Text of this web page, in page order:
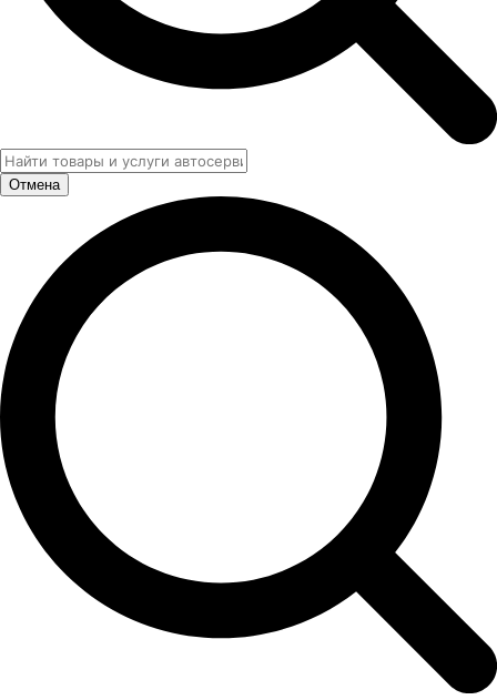
Отмена